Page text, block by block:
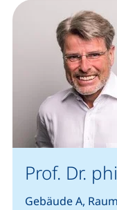
Prof. Dr.
Gebäude A,